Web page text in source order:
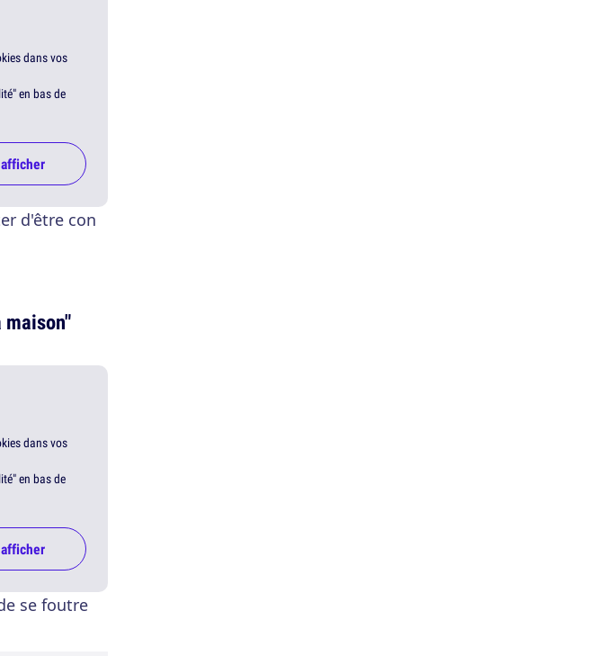
dans vos
en bas de
d'être con
dans vos
en bas de
se foutre